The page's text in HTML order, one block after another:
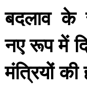
बदलाव के
नए रूप में
मंत्रियों की